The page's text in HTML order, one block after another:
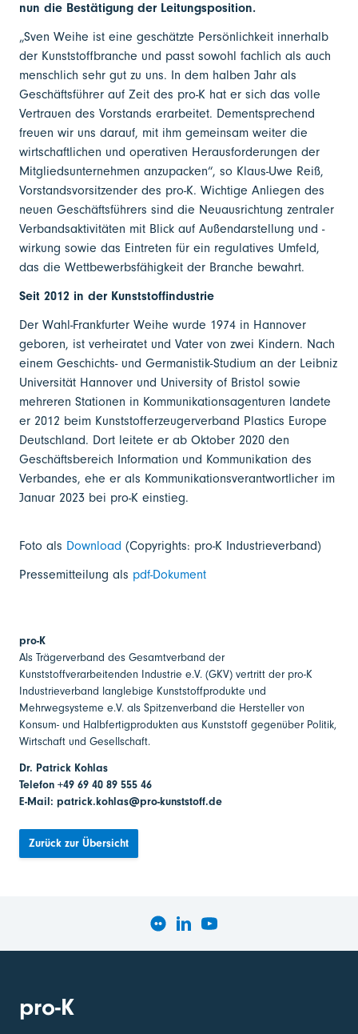
nun die Bestätigung der Leitungsposition.
„Sven Weihe ist eine geschätzte Persönlichkeit innerhalb
der Kunststoff­branche und passt sowohl fachlich als auch
menschlich sehr gut zu uns. In dem halben Jahr als
Geschäftsführer auf Zeit des pro-K hat er sich das volle
Vertrauen des Vorstands erarbeitet. Dementsprechend
freuen wir uns darauf, mit ihm gemeinsam weiter die
wirtschaftlichen und operativen Herausforderungen der
Mitgliedsunternehmen anzupacken“, so Klaus-Uwe Reiß,
Vorstandsvorsitzender des pro-K. Wichtige Anliegen des
neuen Ge­schäftsführers sind die Neuausrichtung zentraler
Verbandsaktivitäten mit Blick auf Außendarstellung und -
wirkung sowie das Eintreten für ein regula­tives Umfeld,
das die Wettbewerbsfähigkeit der Branche bewahrt.
Seit 2012 in der Kunststoffindustrie
Der Wahl-Frankfurter Weihe wurde 1974 in Hannover
geboren, ist ver­heiratet und Vater von zwei Kindern. Nach
einem Geschichts- und Germanistik-Studium an der Leibniz
Universität Hannover und University of Bristol sowie
mehreren Stationen in Kommunikationsagenturen landete
er 2012 beim Kunststofferzeugerverband Plastics Europe
Deutschland. Dort leitete er ab Oktober 2020 den
Geschäftsbereich Information und Kommunikation des
Verbandes, ehe er als Kommunikationsverantwort­licher im
Januar 2023 bei pro-K einstieg.
Foto als Download (Copyrights: pro-K Industrieverband)
Pressemitteilung als pdf-Dokument
pro-K
Als Trägerverband des Gesamtverband der
Kunststoffverarbeitenden Industrie e.V. (GKV) vertritt der pro-K
Industrieverband langlebige Kunststoffprodukte und
Mehrwegsysteme e.V. als Spitzenverband die Hersteller von
Konsum- und Halbfertigprodukten aus Kunststoff gegenüber Politik,
Wirtschaft und Gesellschaft.
Dr. Patrick Kohlas
Telefon +49 69 40 89 555 46
E-Mail: patrick.kohlas@pro-kunststoff.de
Zurück zur Übersicht
pro-K